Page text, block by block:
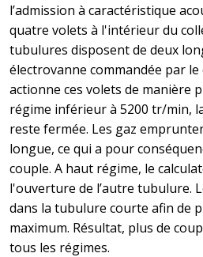
l’admission à caractéristique
quatre volets à l'intérieur du
tubulures disposent de deux
électrovanne commandée par
actionne ces volets de manière
régime inférieur à 5200 tr/min,
reste fermée. Les gaz
longue, ce qui a pour
couple. A haut régime, le
l'ouverture de l’autre tubulure.
dans la tubulure courte afin de
maximum. Résultat, plus de
tous les régimes.